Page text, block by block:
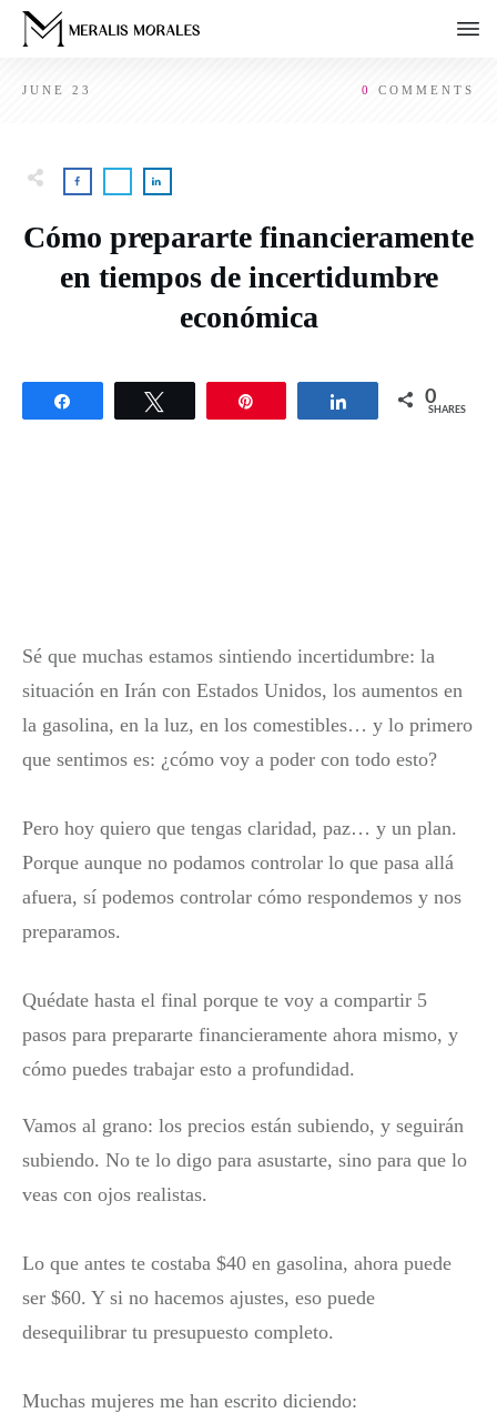
JUNE 23 0 COMMENTS
Cómo prepararte financieramente
en tiempos de incertidumbre
económica
Share 0
SHARES
Sé que muchas estamos sintiendo incertidumbre: la
situación en Irán con Estados Unidos, los aumentos en
la gasolina, en la luz, en los comestibles… y lo primero
que sentimos es: ¿cómo voy a poder con todo esto?
Pero hoy quiero que tengas claridad, paz… y un plan.
Porque aunque no podamos controlar lo que pasa allá
afuera, sí podemos controlar cómo respondemos y nos
preparamos.
Quédate hasta el final porque te voy a compartir 5
pasos para prepararte financieramente ahora mismo, y
cómo puedes trabajar esto a profundidad.
Vamos al grano: los precios están subiendo, y seguirán
subiendo. No te lo digo para asustarte, sino para que lo
veas con ojos realistas.
Lo que antes te costaba $40 en gasolina, ahora puede
ser $60. Y si no hacemos ajustes, eso puede
desequilibrar tu presupuesto completo.
Muchas mujeres me han escrito diciendo: